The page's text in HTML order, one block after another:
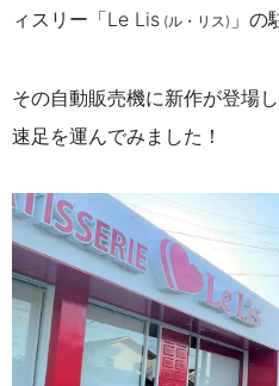
ィスリー「Le Lis (ル・リス) 」の
その自動販売機に新作が登場
速足を運んでみました！